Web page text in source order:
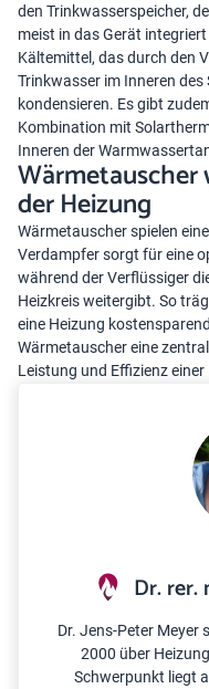
den Trinkwasserspeicher,
meist in das Gerät
Kältemittel, das durch den
Trinkwasser im Inneren
kondensieren. Es gibt
Kombination mit
Inneren der
Wärmetauscher
der Heizung
Wärmetauscher spielen
Verdampfer sorgt für eine
während der Verflüssiger
Heizkreis weitergibt. So
eine Heizung
Wärmetauscher eine
Leistung und Effizienz
Dr. rer.
Dr. Jens-Peter Meyer
2000 über
Schwerpunkt liegt